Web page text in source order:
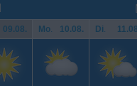
09.08. Mo. 10.08. Di.